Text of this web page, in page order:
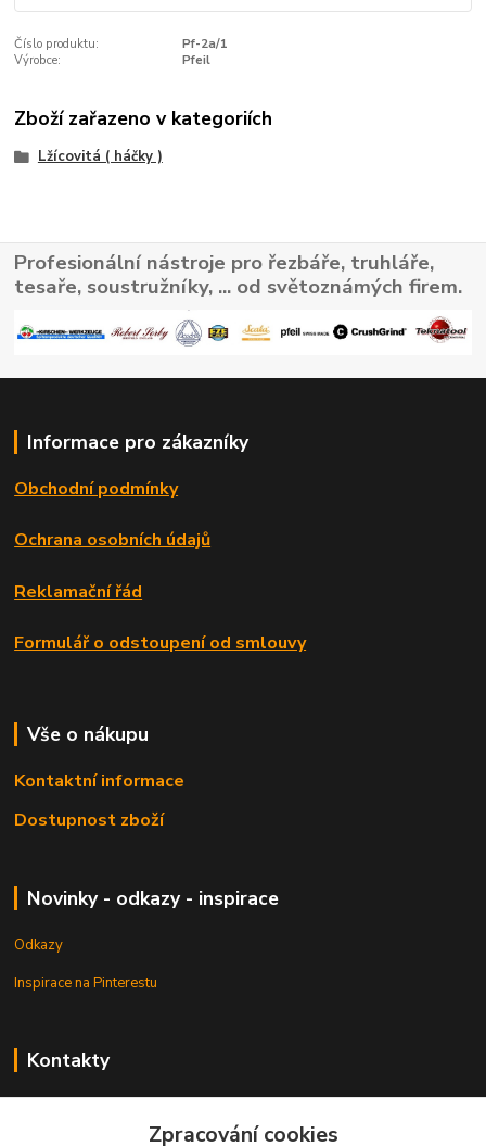
Číslo produktu:
Pf-2a/1
Výrobce:
Pfeil
Zboží zařazeno v kategoriích
Lžícovitá ( háčky )
Profesionální nástroje pro řezbáře, truhláře,
tesaře, soustružníky, ... od světoznámých firem.
Informace pro zákazníky
Obchodní podmínky
Ochrana osobních údajů
Reklamační řád
Formulář o odstoupení od smlouvy
Vše o nákupu
Kontaktní informace
Dostupnost zboží
Novinky - odkazy - inspirace
Odkazy
Inspirace na Pinterestu
Kontakty
Petr Pešek
+420 608 835 880Zpracování cookies